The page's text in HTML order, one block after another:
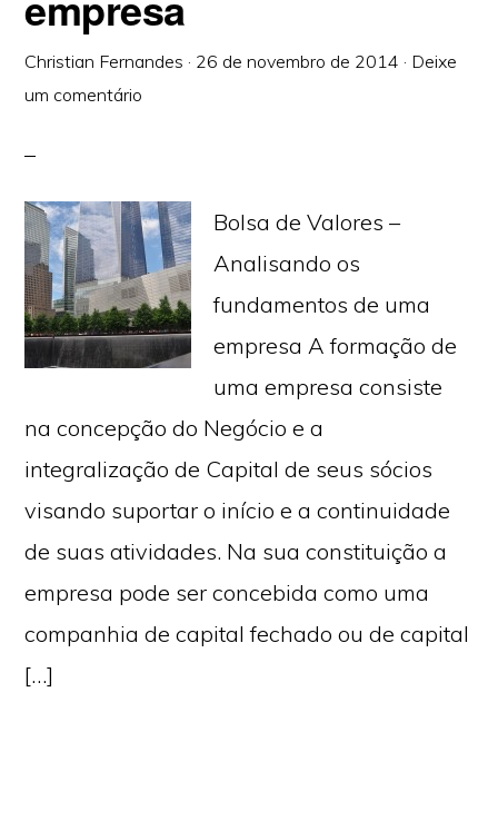
Christian Fernandes · 26 de novembro de 2014 · Deixe
um comentário
Bolsa de Valores –
Analisando os
fundamentos de uma
empresa A formação de
uma empresa consiste
na concepção do Negócio e a
integralização de Capital de seus sócios
visando suportar o início e a continuidade
de suas atividades. Na sua constituição a
empresa pode ser concebida como uma
companhia de capital fechado ou de capital
[…]